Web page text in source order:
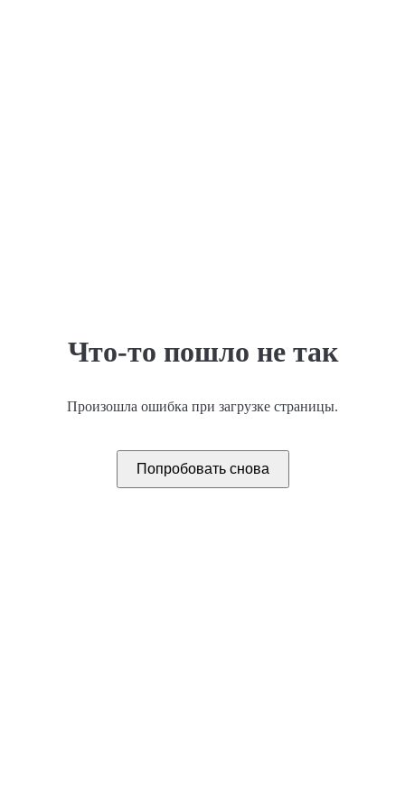
Что-то пошло не так
Произошла ошибка при загрузке страницы.
Попробовать снова